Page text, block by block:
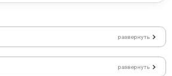
развернуть
развернуть